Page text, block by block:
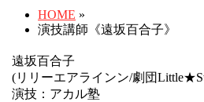
HOME »
演技講師《遠坂百合子》
遠坂百合子
(リリーエアラインン/劇団
演技：アカル塾